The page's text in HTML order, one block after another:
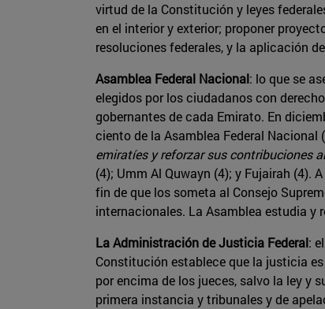
virtud de la Constitución y leyes
en el interior y exterior; proponer
resoluciones federales, y la aplicación
Asamblea Federal Nacional: lo que se
elegidos por los ciudadanos con
gobernantes de cada Emirato. En
ciento de la Asamblea Federal Nacional
emiratíes y reforzar sus contribuciones
(4); Umm Al Quwayn (4); y Fujairah (4).
fin de que los someta al Consejo
internacionales. La Asamblea estudia y
La Administración de Justicia Federal:
Constitución establece que la justicia
por encima de los jueces, salvo la ley y
primera instancia y tribunales y de